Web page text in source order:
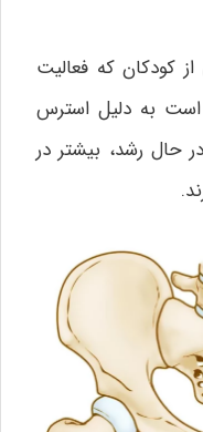
کودکان که فعالیت
است به دلیل استرس
حال رشد، بیشتر در